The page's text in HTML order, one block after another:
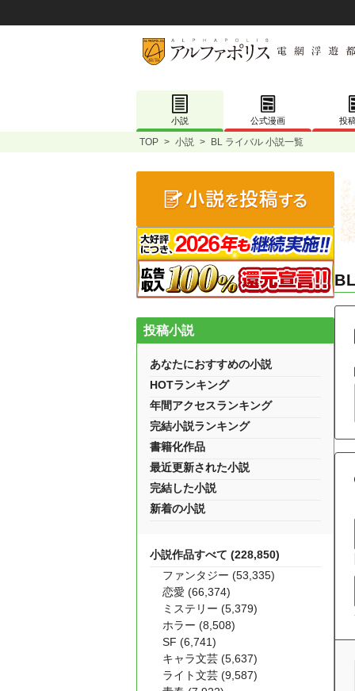
小説 公式漫画 投
TOP > 小説 > BL ライバル 小説一覧
投稿小説
あなたにおすすめの小説
HOTランキング
年間アクセスランキング
完結小説ランキング
書籍化作品
最近更新された小説
完結した小説
新着の小説
小説作品すべて (228,850)
ファンタジー (53,335)
恋愛 (66,374)
ミステリー (5,379)
ホラー (8,508)
SF (6,741)
キャラ文芸 (5,637)
ライト文芸 (9,587)